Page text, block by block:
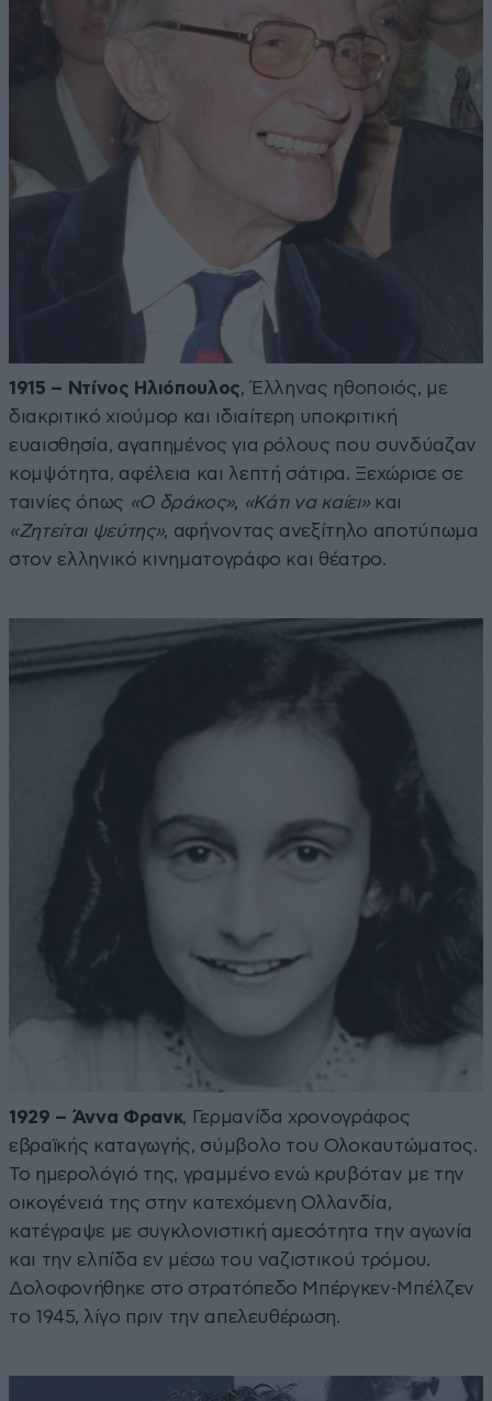
1915 – Ντίνος Ηλιόπουλος, Έλληνας ηθοποιός, με
διακριτικό χιούμορ και ιδιαίτερη υποκριτική
ευαισθησία, αγαπημένος για ρόλους που συνδύαζαν
κομψότητα, αφέλεια και λεπτή σάτιρα. Ξεχώρισε σε
ταινίες όπως «Ο δράκος», «Κάτι να καίει»και
«Ζητείται ψεύτης», αφήνοντας ανεξίτηλο αποτύπωμα
στον ελληνικό κινηματογράφο και θέατρο.
1929 – Άννα Φρανκ, Γερμανίδα χρονογράφος
εβραϊκής καταγωγής, σύμβολο του Ολοκαυτώματος.
Το ημερολόγιό της, γραμμένο ενώ κρυβόταν με την
οικογένειά της στην κατεχόμενη Ολλανδία,
κατέγραψε με συγκλονιστική αμεσότητα την αγωνία
και την ελπίδα εν μέσω του ναζιστικού τρόμου.
Δολοφονήθηκε στο στρατόπεδο Μπέργκεν-Μπέλζεν
το 1945, λίγο πριν την απελευθέρωση.